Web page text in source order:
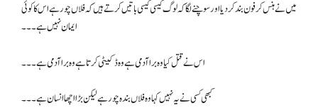
میں نے ہنس کر فون بند کر دیا اور سوچنے لگا کہ لوگ کیسی کیسی باتیں کرتے ہیں کہ فلاں چور ہے اس کا کوئی
ایمان نہیں ہے۔۔۔
اس نے قتل کیا وہ برا آدمی ہے وہ ڈکیٹی کرتا ہے وہ برا آدمی ہے۔۔۔
کبھی کسی نے یہ نہیں کہا وہ فلاں بندہ چور ہے لیکن بڑا اچھا انسان ہے ۔۔۔